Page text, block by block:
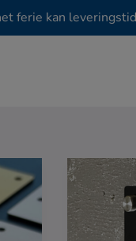
ferie kan